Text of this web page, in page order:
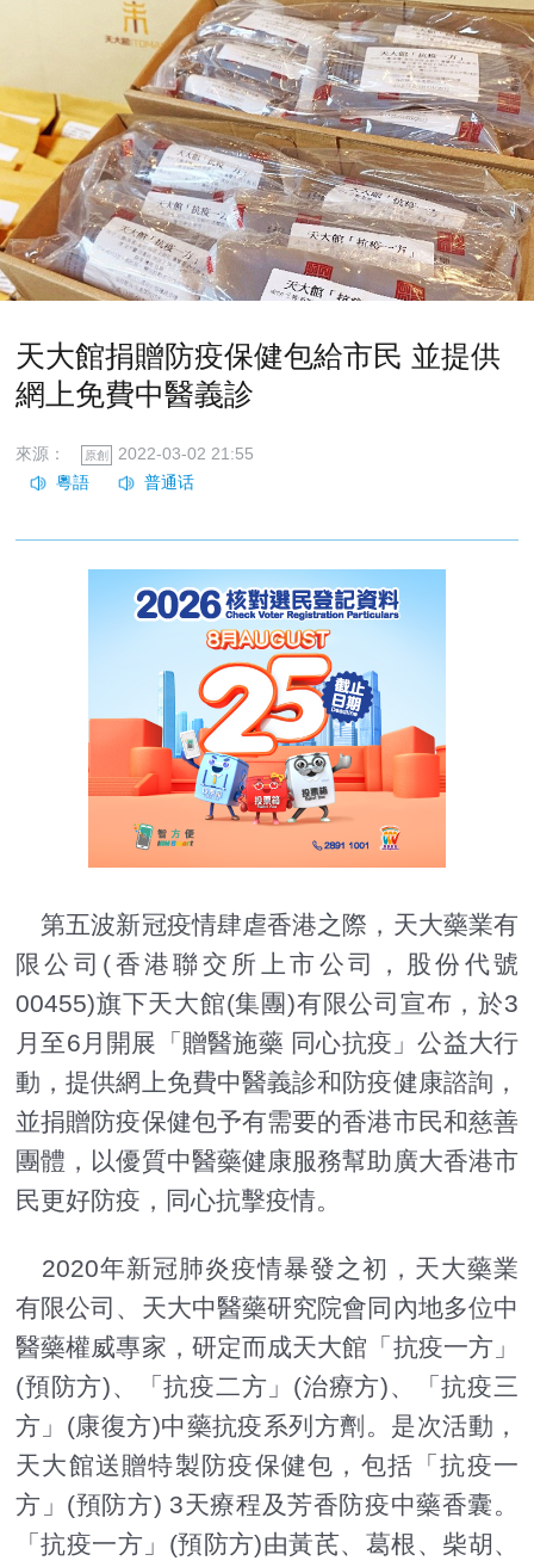
天大館捐贈防疫保健包給市民 並提供
網上免費中醫義診
來源： 原創 2022-03-02 21:55
第五波新冠疫情肆虐香港之際，天大藥業有
限公司(香港聯交所上市公司，股份代號
00455)旗下天大館(集團)有限公司宣布，於3
月至6月開展「贈醫施藥 同心抗疫」公益大行
動，提供網上免費中醫義診和防疫健康諮詢，
並捐贈防疫保健包予有需要的香港市民和慈善
團體，以優質中醫藥健康服務幫助廣大香港市
民更好防疫，同心抗擊疫情。
2020年新冠肺炎疫情暴發之初，天大藥業
有限公司、天大中醫藥研究院會同內地多位中
醫藥權威專家，研定而成天大館「抗疫一方」
(預防方)、「抗疫二方」(治療方)、「抗疫三
方」(康復方)中藥抗疫系列方劑。是次活動，
天大館送贈特製防疫保健包，包括「抗疫一
方」(預防方) 3天療程及芳香防疫中藥香囊。
「抗疫一方」(預防方)由黃芪、葛根、柴胡、